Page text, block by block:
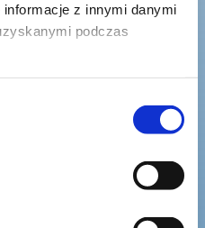
z innymi danymi
podczas
Wyślij wiadomość